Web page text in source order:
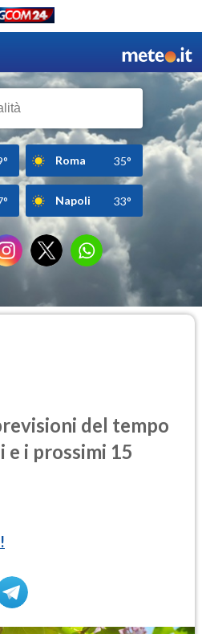
Roma 35°
Napoli 33°
del tempo
e i prossimi 15